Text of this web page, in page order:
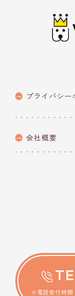
プライバシー
会社概要
※電話受付時間